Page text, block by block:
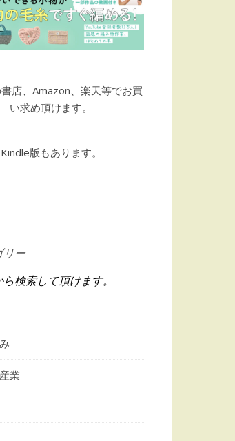
店、Amazon、楽天等でお買
い求め頂けます。
Kindle版もあります。
リー
ら検索して頂けます。
業